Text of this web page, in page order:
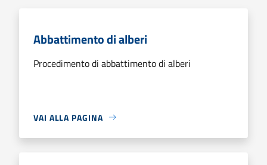
Abbattimento di alberi
Procedimento di abbattimento di alberi
VAI ALLA PAGINA